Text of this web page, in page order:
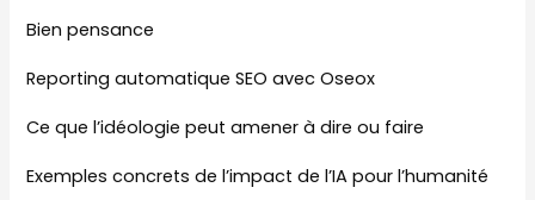
Bien pensance
Reporting automatique SEO avec Oseox
Ce que l’idéologie peut amener à dire ou faire
Exemples concrets de l’impact de l’IA pour l’humanité